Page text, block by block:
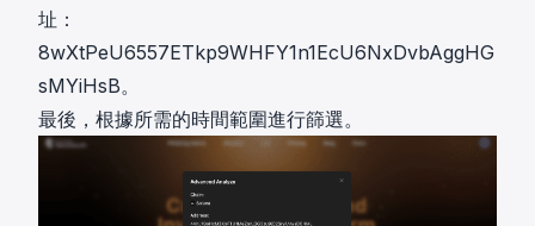
址：
8wXtPeU6557ETkp9WHFY1n1EcU6NxDvbAggHG
sMYiHsB。
最後，根據所需的時間範圍進行篩選。